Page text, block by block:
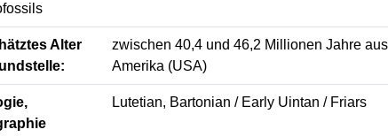
Alter
zwischen 40,4 und 46,2 Millionen Jahre
Amerika (USA)
Lutetian, Bartonian / Early Uintan / Friars